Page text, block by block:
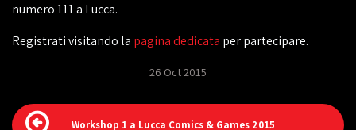
numero 111 a Lucca.
Registrati visitando la pagina dedicata per partecipare.
26 Oct 2015
Workshop 1 a Lucca Comics & Games 2015